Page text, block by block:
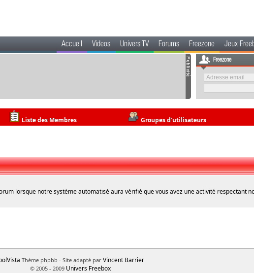
Accueil Videos Univers TV Forums Freezone Jeux
Freezone
Liste des Membres Groupes d'utilisateurs
lorsque notre système automatisé aura vérifié que vous avez une activité respectant
Thème phpbb - Site adapté par Vincent Barrier
© 2005 - 2009 Univers Freebox